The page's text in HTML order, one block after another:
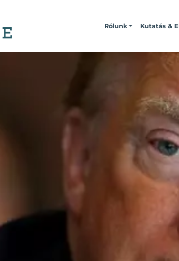
Rólunk Kutatás &